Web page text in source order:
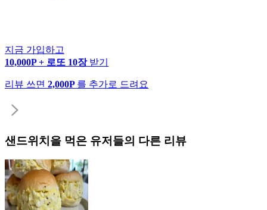
지금 가입하고
10,000P + 로또 10장 받기
리뷰 쓰면 2,000P 를 추가로 드려요
샌드위치 을 먹은 유저들의 다른 리뷰